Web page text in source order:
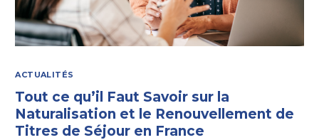
ACTUALITÉS
Tout ce qu’il Faut Savoir sur la
Naturalisation et le Renouvellement de
Titres de Séjour en France